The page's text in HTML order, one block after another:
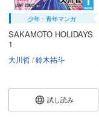
少年・青年マンガ
SAKAMOTO HOLIDAYS
1
大川哲 鈴木祐斗
試し読み